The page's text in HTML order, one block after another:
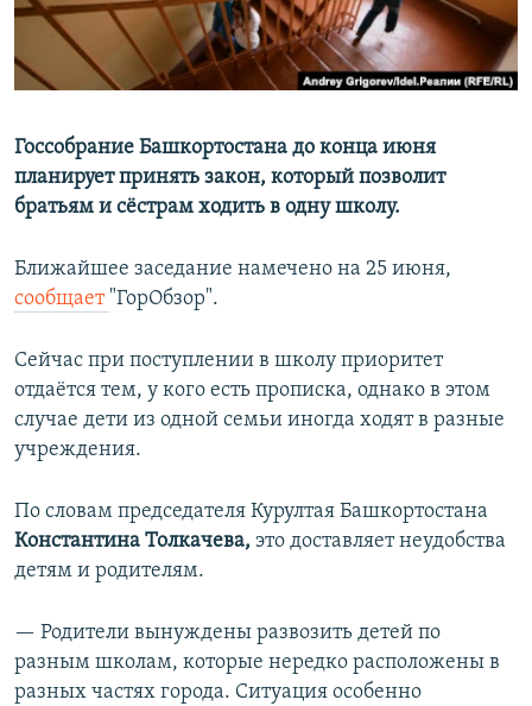
СОЦИАЛЬНЫЕ СЕТИ
Все сайты РСЕ/РС
Госсобрание Башкортостана до конца июня
планирует принять закон, который позволит
братьям и сёстрам ходить в одну школу.
Ближайшее заседание намечено на 25 июня,
сообщает "ГорОбзор".
Сейчас при поступлении в школу приоритет
отдаётся тем, у кого есть прописка, однако в этом
случае дети из одной семьи иногда ходят в разные
учреждения.
По словам председателя Курултая Башкортостана
Константина Толкачева, это доставляет неудобства
детям и родителям.
— Родители вынуждены развозить детей по
разным школам, которые нередко расположены в
разных частях города. Ситуация особенно